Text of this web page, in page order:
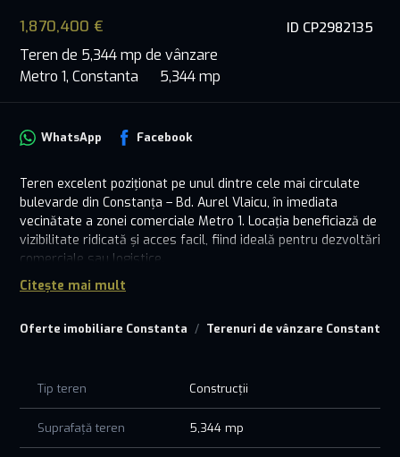
ID CP2982135
1,870,400 €
Teren de 5,344 mp de vânzare
Metro 1, Constanta
5,344 mp
Oferte imobiliare Constanta Terenuri de vânzare Constanta
WhatsApp Facebook
Teren excelent poziționat pe unul dintre cele mai circulate
bulevarde din Constanța – Bd. Aurel Vlaicu, în imediata
vecinătate a zonei comerciale Metro 1. Locația beneficiază de
vizibilitate ridicată și acces facil, fiind ideală pentru dezvoltări
comerciale sau logistice.
Suprafața totală este de 5.344 mp, cu o deschidere de 20 ml
la bulevard, oferind multiple posibilități de exploatare și
POT 90% – pentru construcții și platforme
Aceste caracteristici permit dezvoltarea unui proiect eficient
și adaptabil, fie că vorbim de construcții solide sau spații
Citește mai mult
Tip teren Construcții
Suprafață teren 5,344 mp